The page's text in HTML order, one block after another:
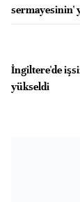
sermayesinin'
İngiltere'de
yükseldi